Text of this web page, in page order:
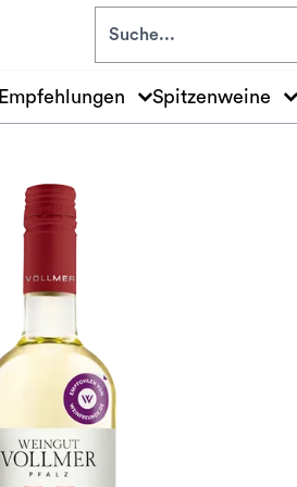
Empfehlungen Spitzenweine